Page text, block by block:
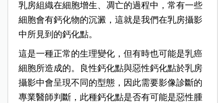
乳房組織在細胞增生、凋亡的過程中，常有一些
細胞會有鈣化物的沉澱，這就是我們在乳房攝影
中所見到的鈣化點。
這是一種正常的生理變化，但有時也可能是乳癌
細胞所造成的。良性鈣化點與惡性鈣化點於乳房
攝影中會呈現不同的型態，因此需要影像診斷的
專業醫師判斷，此種鈣化點是否有可能是惡性腫